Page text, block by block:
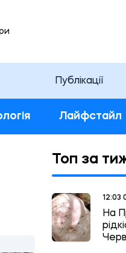
Публікації
Лайфстайл
Топ за
12:03
На